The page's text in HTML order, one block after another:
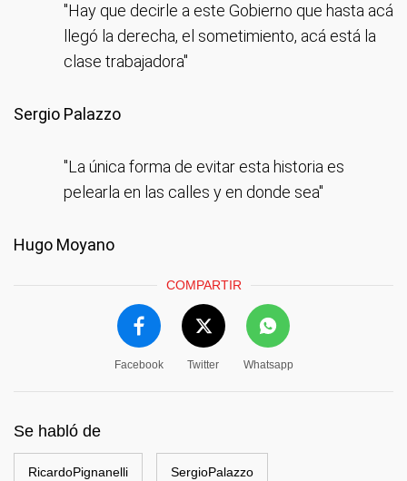
"Hay que decirle a este Gobierno que hasta acá
llegó la derecha, el sometimiento, acá está la
clase trabajadora"
Sergio Palazzo
"La única forma de evitar esta historia es
pelearla en las calles y en donde sea"
Hugo Moyano
COMPARTIR
Facebook Twitter Whatsapp
Se habló de
RicardoPignanelli SergioPalazzo